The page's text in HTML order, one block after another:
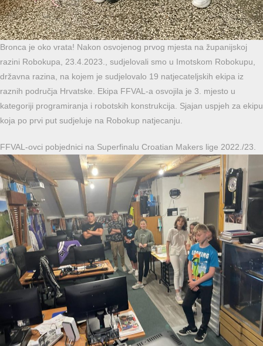
Bronca je oko vrata! Nakon osvojenog prvog mjesta na županijskoj
razini Robokupa, 23.4.2023., sudjelovali smo u Imotskom Robokupu,
državna razina, na kojem je sudjelovalo 19 natjecateljskih ekipa iz
raznih područja Hrvatske. Ekipa FFVAL-a osvojila je 3. mjesto u
kategoriji programiranja i robotskih konstrukcija. Sjajan uspjeh za ekipu
koja po prvi put sudjeluje na Robokup natjecanju.
FFVAL-ovci pobjednici na Superfinalu Croatian Makers lige 2022./23.